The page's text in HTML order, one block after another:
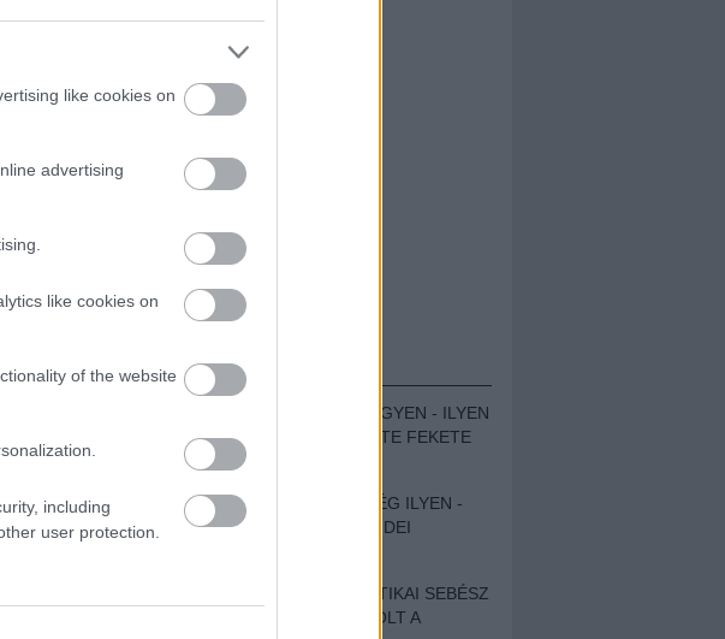
like cookies on
advertising
like cookies on
of the website
including
user protection.
vár!
BESZÁMOLÓK
ZENÉS TÁBOR A HEGYEN - ILYEN
VOLT A VÍRUS SZÜLTE FEKETE
ZAJ FESZTIVÁL
SOHA NEM VOLT MÉG ILYEN -
BESZÁMOLÓNK AZ IDEI
EGY HALLÁSPLASZTIKAI SEBÉSZ
NAPLÓJA - ILYEN VOLT A